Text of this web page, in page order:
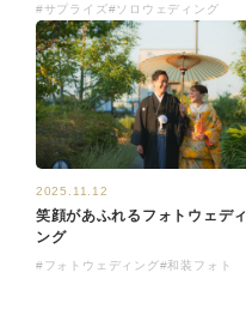
#サプライズ#ソロウェディング
2025.11.12
笑顔があふれるフォトウェディ
ング
#フォトウェディング#和装フォト